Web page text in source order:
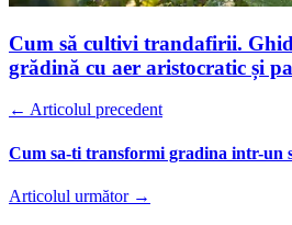
Cum să cultivi trandafirii.
grădină cu aer aristocratic și
← Articolul precedent
Cum sa-ti transformi gradina intr-un
Articolul următor →